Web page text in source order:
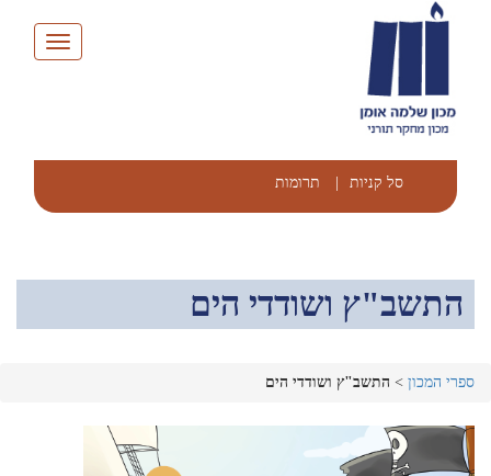
Toggle
סל קניות תרומות
התשב"ץ ושודדי הים
ספרי המכון > התשב"ץ ושודדי הים